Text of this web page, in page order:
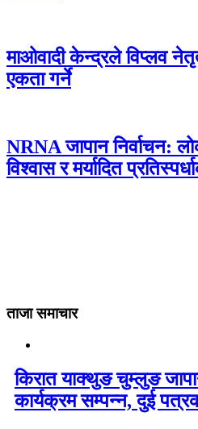
माओवादी केन्द्रले विप्लव
एकता गर्ने
NRNA जापान निर्वाचन:
विश्वास र मर्यादित
ताजा समाचार
किरात याक्थुङ चुम्लुङ
कार्यक्रम सम्पन्न, दुई